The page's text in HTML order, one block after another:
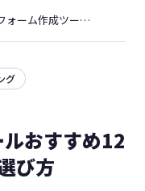
BtoBフォーム作成ツールおすすめ12選｜商談化率を上げる選び方
グ
おすすめ12
び方